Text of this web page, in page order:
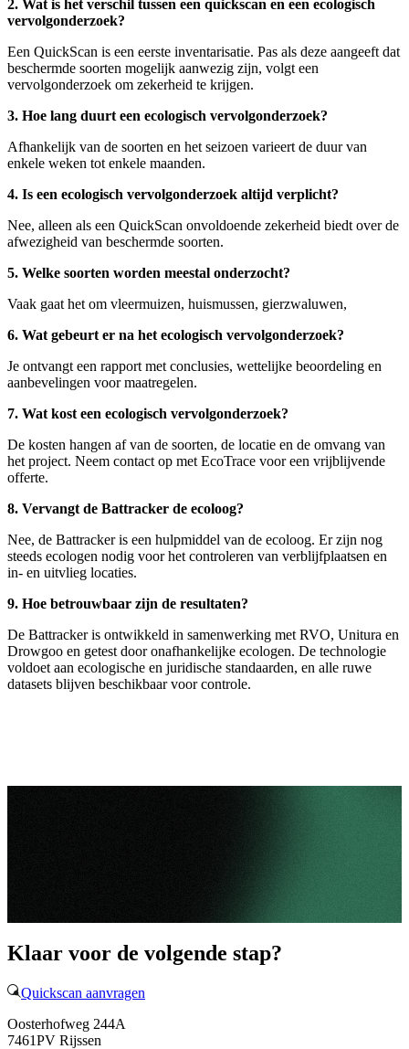
2. Wat is het verschil tussen een quickscan en een ecologisch
vervolgonderzoek?
Een QuickScan is een eerste inventarisatie. Pas als deze aangeeft dat
beschermde soorten mogelijk aanwezig zijn, volgt een
vervolgonderzoek om zekerheid te krijgen.
3. Hoe lang duurt een ecologisch vervolgonderzoek?
Afhankelijk van de soorten en het seizoen varieert de duur van
enkele weken tot enkele maanden.
4. Is een ecologisch vervolgonderzoek altijd verplicht?
Nee, alleen als een QuickScan onvoldoende zekerheid biedt over de
afwezigheid van beschermde soorten.
5. Welke soorten worden meestal onderzocht?
Vaak gaat het om vleermuizen, huismussen, gierzwaluwen,
6. Wat gebeurt er na het ecologisch vervolgonderzoek?
Je ontvangt een rapport met conclusies, wettelijke beoordeling en
aanbevelingen voor maatregelen.
7. Wat kost een ecologisch vervolgonderzoek?
De kosten hangen af van de soorten, de locatie en de omvang van
het project. Neem contact op met EcoTrace voor een vrijblijvende
offerte.
8. Vervangt de Battracker de ecoloog?
Nee, de Battracker is een hulpmiddel van de ecoloog. Er zijn nog
steeds ecologen nodig voor het controleren van verblijfplaatsen en
in- en uitvlieg locaties.
9. Hoe betrouwbaar zijn de resultaten?
De Battracker is ontwikkeld in samenwerking met RVO, Unitura en
Drowgoo en getest door onafhankelijke ecologen. De technologie
voldoet aan ecologische en juridische standaarden, en alle ruwe
datasets blijven beschikbaar voor controle.
Klaar voor de volgende stap?
Quickscan aanvragen
Oosterhofweg 244A
7461PV Rijssen